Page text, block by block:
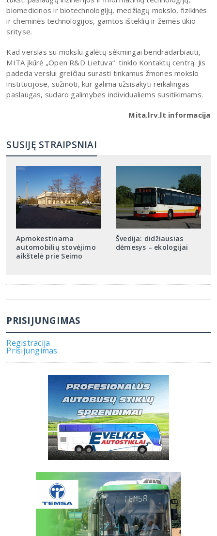
biomedicinos ir biotechnologijų, medžiagų mokslo, fizikinės
ir cheminės technologijos, gamtos išteklių ir žemės ūkio
srityse.
Kad verslas su mokslu galėtų sėkmingai bendradarbiauti,
MITA įkūrė „Open R&D Lietuva“ tinklo Kontaktų centrą. Jis
padeda verslui greičiau surasti tinkamus žmones mokslo
institucijose, sužinoti, kur galima užsisakyti reikalingas
paslaugas, sudaro galimybes individualiems susitikimams.
Mita.lrv.lt informacija
SUSIJĘ STRAIPSNIAI
Apmokestinama
automobilių stovėjimo
aikštelė prie Seimo
Švedija: didžiausias
dėmesys – ekologijai
PRISIJUNGIMAS
Registracija
Prisijungimas